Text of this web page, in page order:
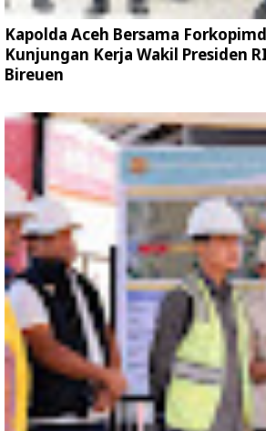
Kapolda Aceh Bersama
Kunjungan Kerja Wakil Presiden
Bireuen